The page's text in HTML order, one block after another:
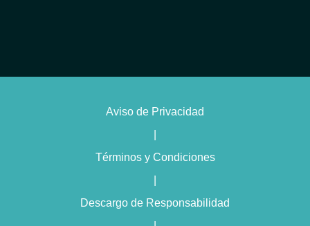
Psiquiatra con terapia en CDMX
Psiquiatra con terapia cognitivo conductual en CDMX
Psiquiatra especialista en insomnio en CDMX
Psiquiatra experto en trastornos de personalidad en CDMX
Aviso de Privacidad
Términos y Condiciones
Descargo de Responsabilidad